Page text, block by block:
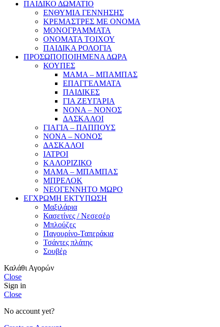
ΠΑΙΔΙΚΟ ΔΩΜΑΤΙΟ
ΕΝΘΥΜΙΑ ΓΕΝΝΗΣΗΣ
ΚΡΕΜΑΣΤΡΕΣ ΜΕ ΟΝΟΜΑ
ΜΟΝΟΓΡΑΜΜΑΤΑ
ΟΝΟΜΑΤΑ ΤΟΙΧΟΥ
ΠΑΙΔΙΚΑ ΡΟΛΟΓΙΑ
ΠΡΟΣΩΠΟΠΟΙΗΜΕΝΑ ΔΩΡΑ
ΚΟΥΠΕΣ
ΜΑΜΑ – ΜΠΑΜΠΑΣ
ΕΠΑΓΓΕΛΜΑΤΑ
ΠΑΙΔΙΚΕΣ
ΓΙΑ ΖΕΥΓΑΡΙΑ
ΝΟΝΑ – ΝΟΝΟΣ
ΔΑΣΚΑΛΟΙ
ΓΙΑΓΙΑ – ΠΑΠΠΟΥΣ
ΝΟΝΑ – ΝΟΝΟΣ
ΔΑΣΚΑΛΟΙ
ΙΑΤΡΟΙ
ΚΑΛΟΡΙΖΙΚΟ
ΜΑΜΑ – ΜΠΑΜΠΑΣ
ΜΠΡΕΛΟΚ
ΝΕΟΓΕΝΝΗΤΟ ΜΩΡΟ
ΕΓΧΡΩΜΗ ΕΚΤΥΠΩΣΗ
Μαξιλάρια
Κασετίνες / Νεσεσέρ
Μπλούζες
Παγουρίνο-Ταπεράκια
Τσάντες πλάτης
Σουβέρ
Καλάθι Αγορών
Close
Sign in
Close
No account yet?